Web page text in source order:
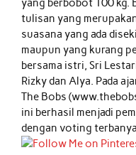
yang berbobot 100 kg.
tulisan yang
suasana yang ada
maupun yang kurang
bersama istri, Sri
Rizky dan Alya. Pada
The Bobs
ini berhasil menjadi
dengan voting